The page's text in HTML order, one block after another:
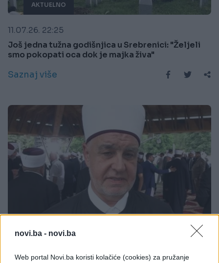
novi.ba - novi.ba
Web portal Novi.ba koristi kolačiće (cookies) za pružanje
AKTUELNO
11.07.26. 22:25
Još jedna tužna godišnjica u Srebrenici: "Željeli
smo pokopati oca dok je majka živa"
Saznaj više
BOSNA I HERCEGOVINA
11.07.26. 14:56